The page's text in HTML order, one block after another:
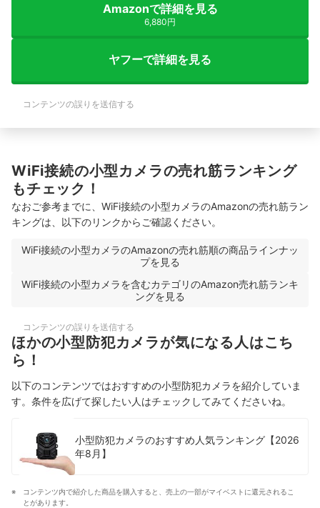
Amazonで詳細を見る
6,880円
ヤフーで詳細を見る
コンテンツの誤りを送信する
WiFi接続の小型カメラの売れ筋ランキング
もチェック！
なおご参考までに、WiFi接続の小型カメラのAmazonの売れ筋ラン
キングは、以下のリンクからご確認ください。
WiFi接続の小型カメラのAmazonの売れ筋順の商品ラインナッ
プを見る
WiFi接続の小型カメラを含むカテゴリのAmazon売れ筋ランキ
ングを見る
コンテンツの誤りを送信する
ほかの小型防犯カメラが気になる人はこち
ら！
以下のコンテンツではおすすめの小型防犯カメラを紹介していま
す。条件を広げて探したい人はチェックしてみてくださいね。
小型防犯カメラのおすすめ人気ランキング【2026
年8月】
コンテンツ内で紹介した商品を購入すると、売上の一部がマイベストに還元されるこ
とがあります。